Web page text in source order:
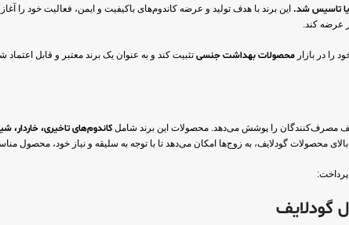
عرضه کند.
را در بازار محصولات بهداشت جنسی تثبیت کند و به عنوان یک برند معتبر و قابل اعتماد
مصرف‌کنندگان را پوشش می‌دهد. محصولات این برند شامل کاندوم‌های تاخیری، خاردار،
محصولات گودلایف، به زوج‌ها امکان می‌دهد تا با توجه به سلیقه و نیاز خود، محصول
پرداخت: